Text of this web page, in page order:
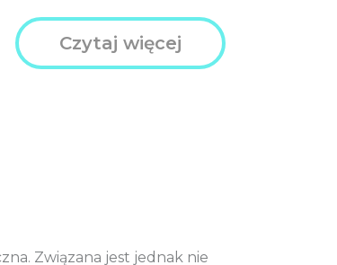
Czytaj więcej
Związana jest jednak nie